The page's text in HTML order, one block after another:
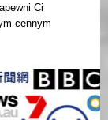
Ci
cennym